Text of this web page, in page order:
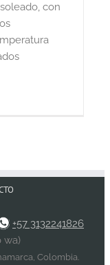
con
+57 3132241826
wa)
Colombia.